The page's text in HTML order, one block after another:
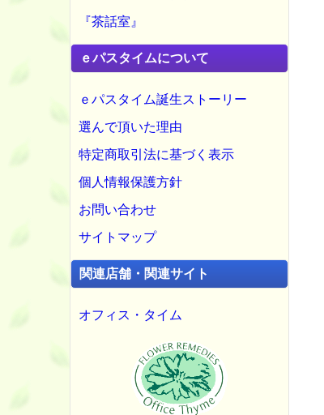
『茶話室』
ｅパスタイムについて
ｅパスタイム誕生ストーリー
選んで頂いた理由
特定商取引法に基づく表示
個人情報保護方針
お問い合わせ
サイトマップ
関連店舗・関連サイト
オフィス・タイム